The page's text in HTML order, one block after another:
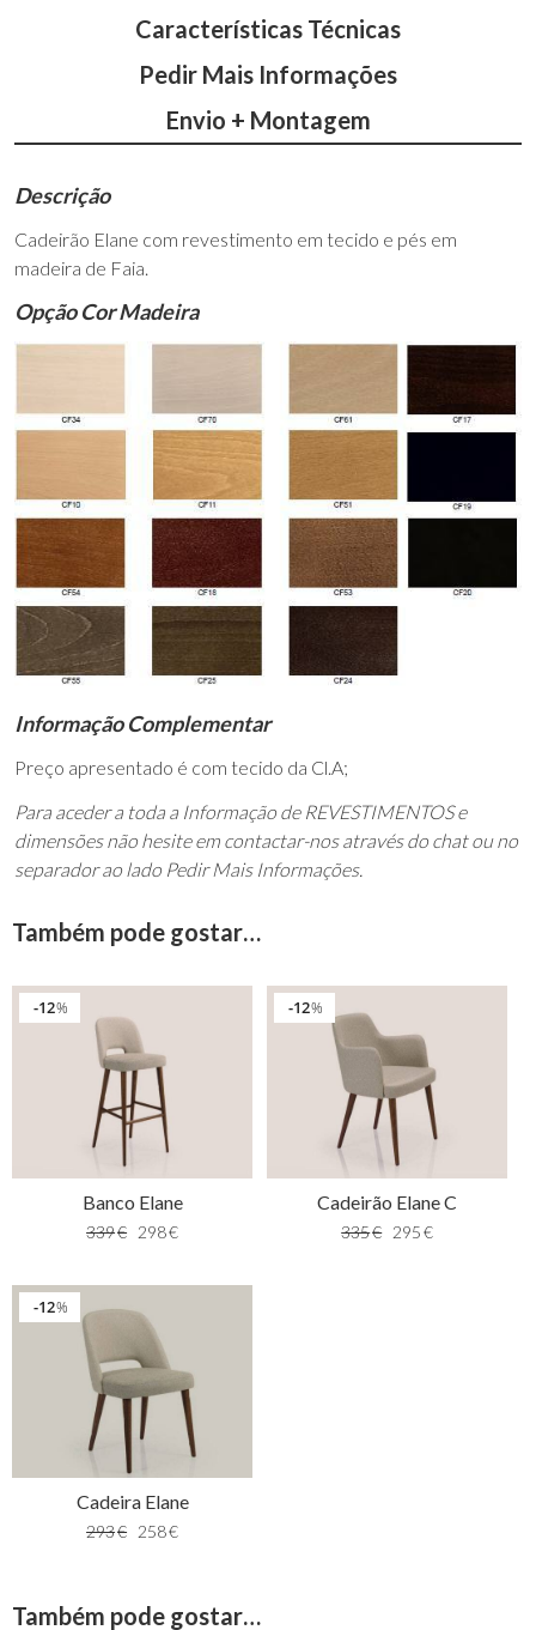
Características Técnicas
Pedir Mais Informações
Envio + Montagem
Descrição
Cadeirão Elane com revestimento em tecido e pés em
madeira de Faia.
Opção Cor Madeira
Informação Complementar
Preço apresentado é com tecido da Cl.A;
Para aceder a toda a Informação de REVESTIMENTOS e
dimensões não hesite em contactar-nos através do chat ou no
separador ao lado Pedir Mais Informações.
Também pode gostar…
%
12
Banco Elane
339€ 298€
%
12
Cadeirão Elane C
335€ 295€
%
12
Cadeira Elane
293€ 258€
Também pode gostar…